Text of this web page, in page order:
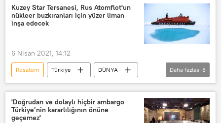
Nükleer santral
Nükleer Santraller
Diplomat
Kuzey Star Tersanesi, Rus Atomflot'un
nükleer buzkıranları için yüzer liman
inşa edecek
6 Nisan 2021, 14:12
Rosatom Türkiye
DÜNYA
Haberler
Kuzey Star Tersanesi
Buzkıran
Rusya
Tuzla
İstanbul
Atomflot
Daha fazlası 8
'Doğrudan ve dolaylı hiçbir ambargo
Türkiye’nin kararlılığının önüne
geçemez'